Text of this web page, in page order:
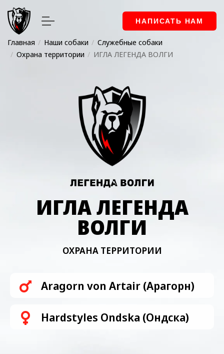
НАПИСАТЬ НАМ
Главная Наши собаки
Служебные собаки
Охрана территории
ИГЛА ЛЕГЕНДА ВОЛГИ
ИГЛА ЛЕГЕНДА
ВОЛГИ
ОХРАНА ТЕРРИТОРИИ
Aragorn von Artair (Арагорн)
Hardstyles Ondska (Ондска)